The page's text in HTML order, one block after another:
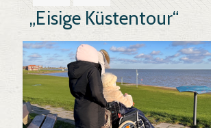
„Eisige Küstentour“